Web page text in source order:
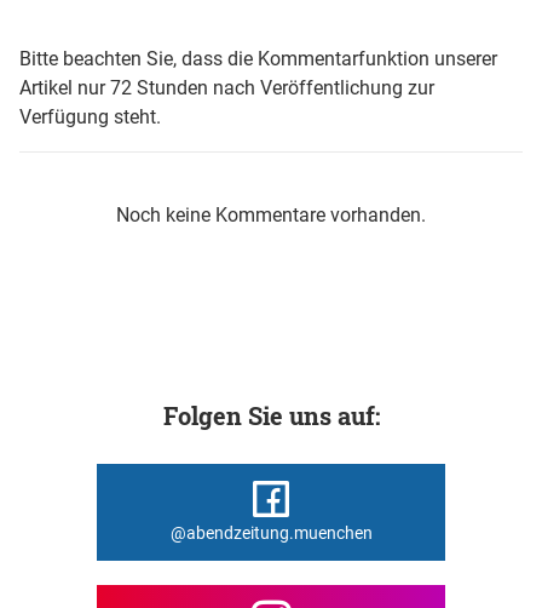
Bitte beachten Sie, dass die Kommentarfunktion unserer
Artikel nur 72 Stunden nach Veröffentlichung zur
Verfügung steht.
Noch keine Kommentare vorhanden.
Folgen Sie uns auf:
@abendzeitung.muenchen